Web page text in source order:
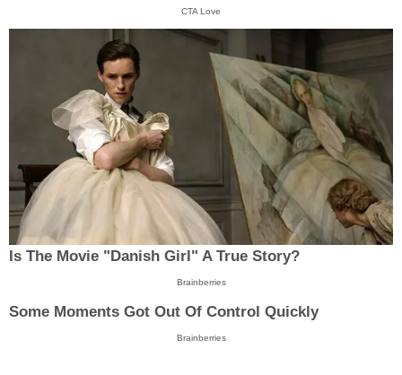
CTA Love
Is The Movie "Danish Girl" A True Story?
Brainberries
Some Moments Got Out Of Control Quickly
Brainberries